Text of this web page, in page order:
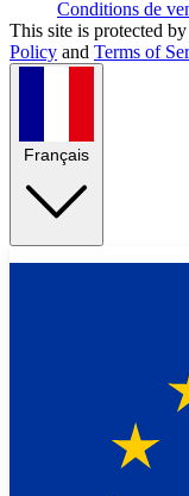
Conditions de
This site is protected
Policy and Terms of
Français